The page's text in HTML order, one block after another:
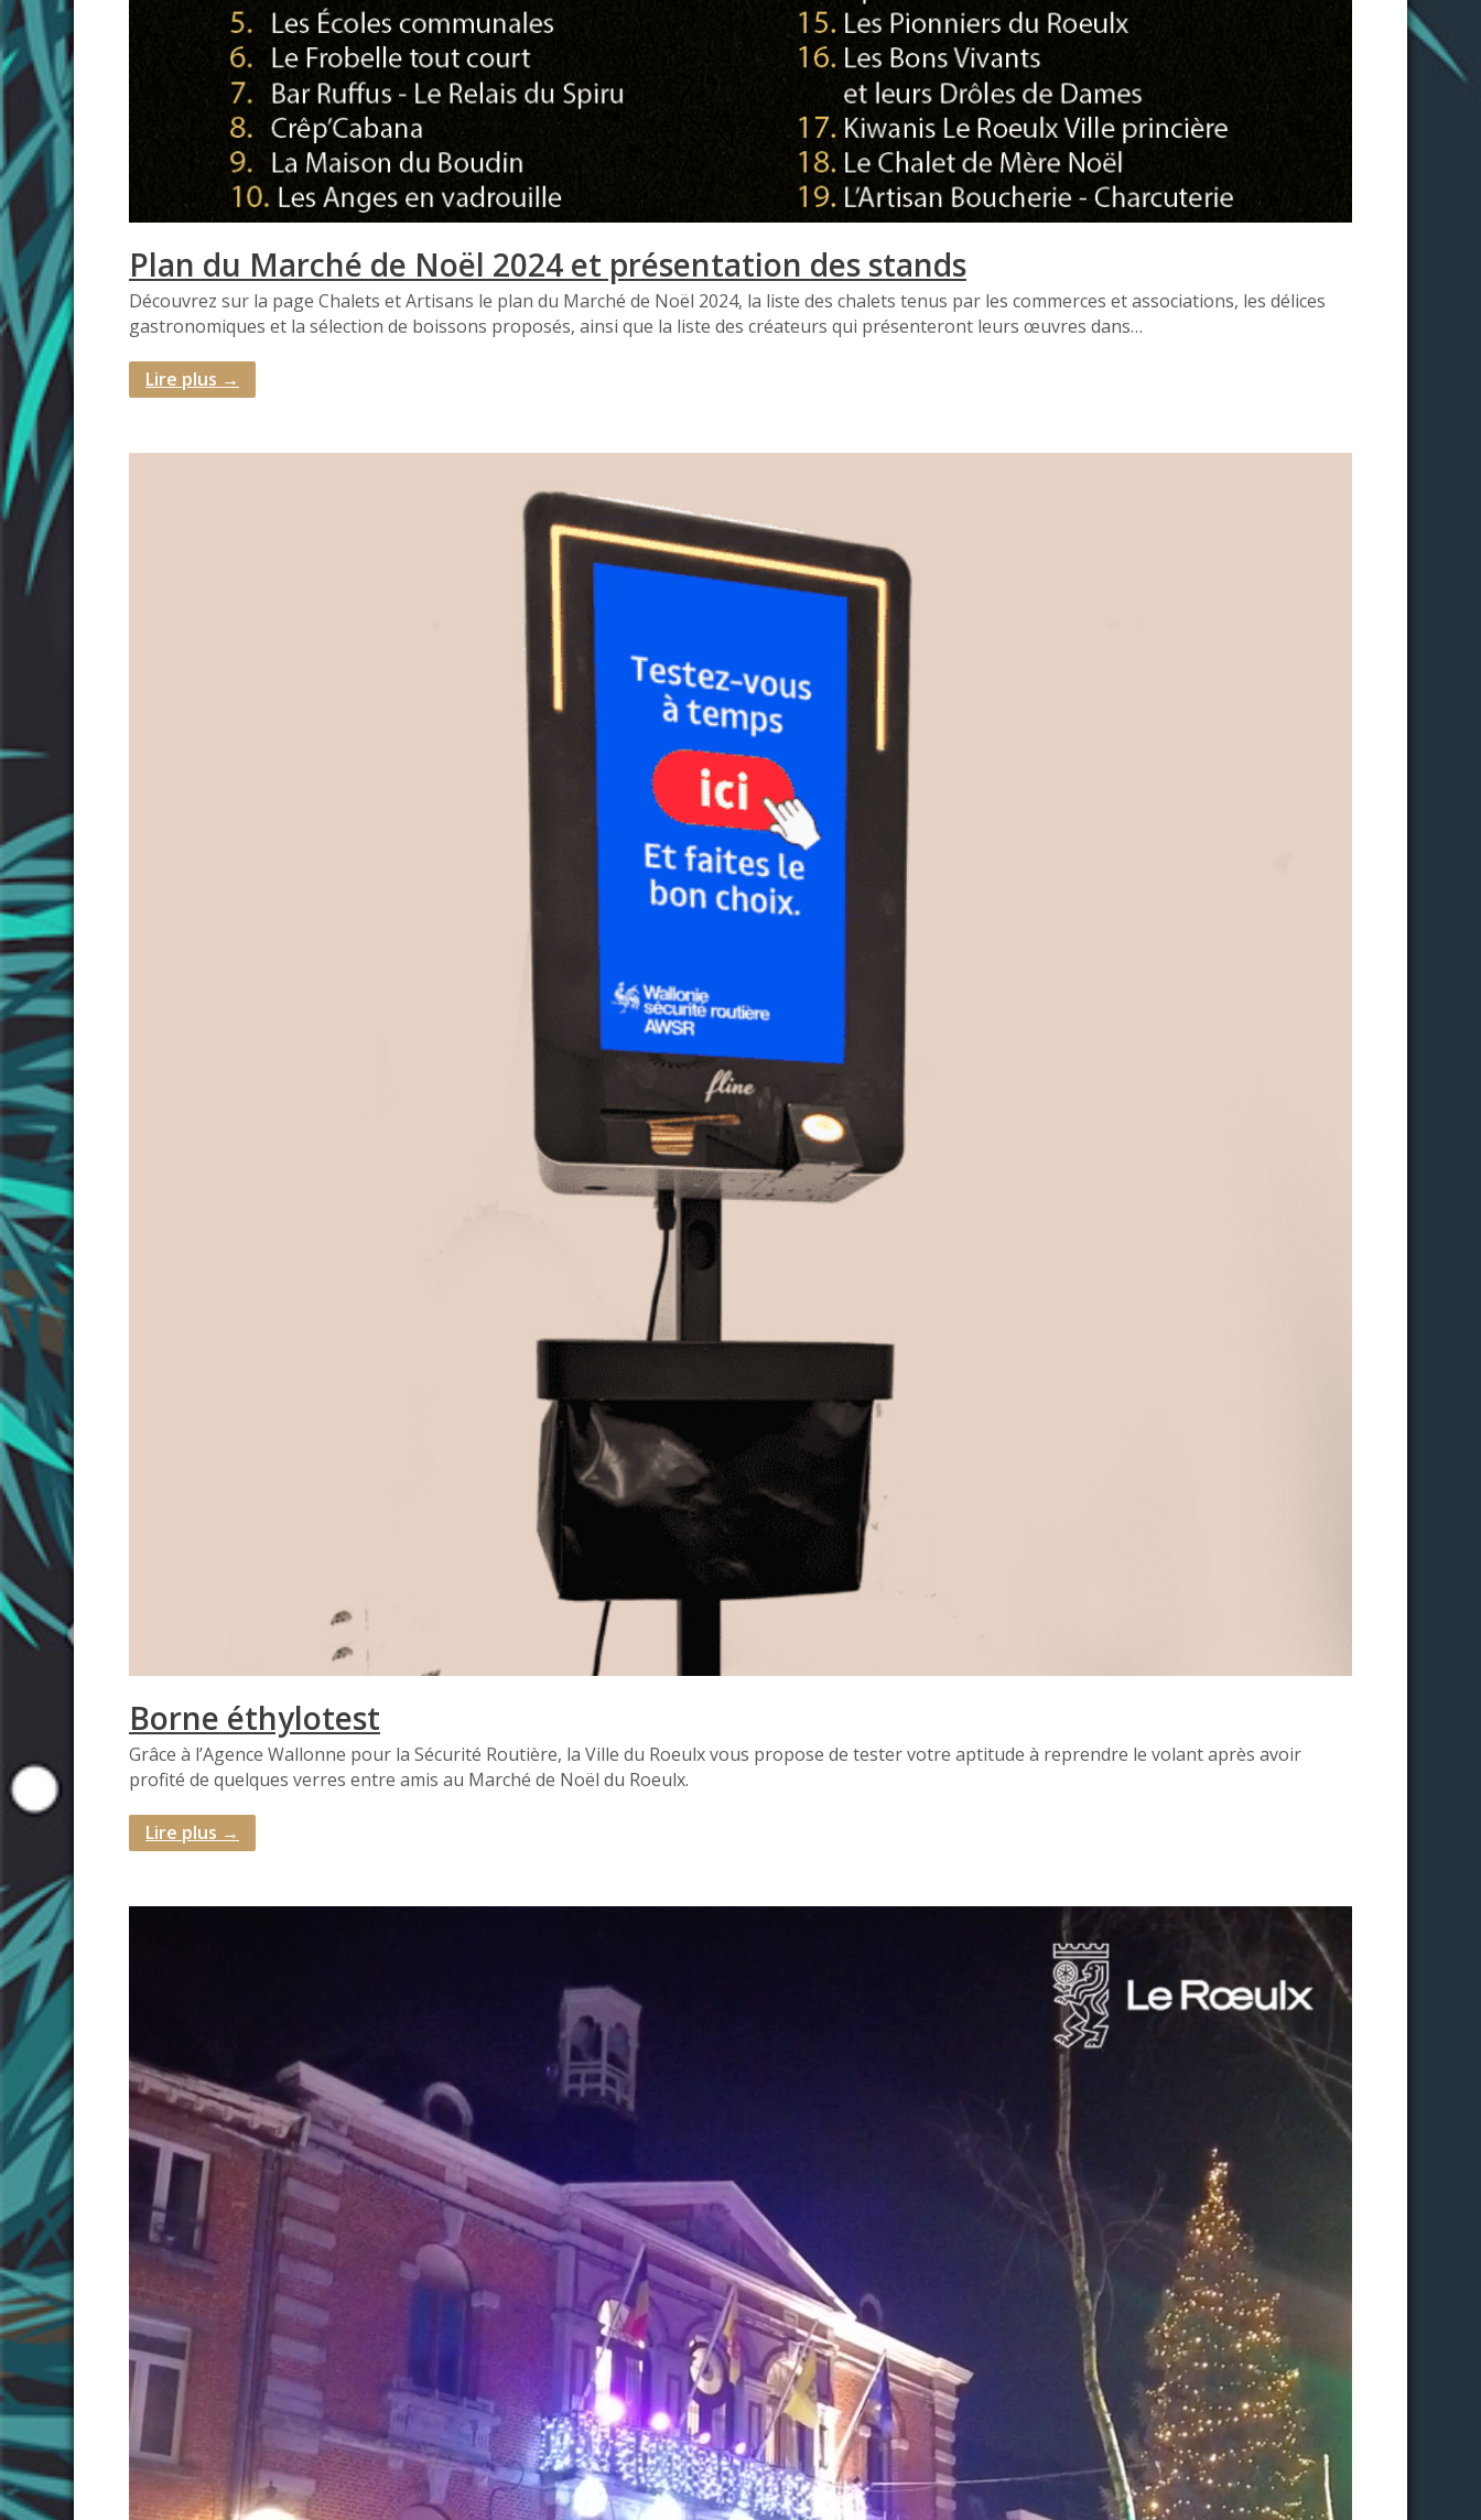
Plan du Marché de Noël 2024 et présentation des stands
Découvrez sur la page Chalets et Artisans le plan du Marché de Noël 2024, la liste des chalets tenus par les commerces et associations, les délices
gastronomiques et la sélection de boissons proposés, ainsi que la liste des créateurs qui présenteront leurs œuvres dans…
Lire plus →
Borne éthylotest
Grâce à l’Agence Wallonne pour la Sécurité Routière, la Ville du Roeulx vous propose de tester votre aptitude à reprendre le volant après avoir
profité de quelques verres entre amis au Marché de Noël du Roeulx.
Lire plus →